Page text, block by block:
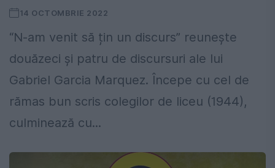
14 OCTOMBRIE 2022
“N-am venit să țin un discurs” reunește
douăzeci și patru de discursuri ale lui
Gabriel Garcia Marquez. Începe cu cel de
rămas bun scris colegilor de liceu (1944),
culminează cu...